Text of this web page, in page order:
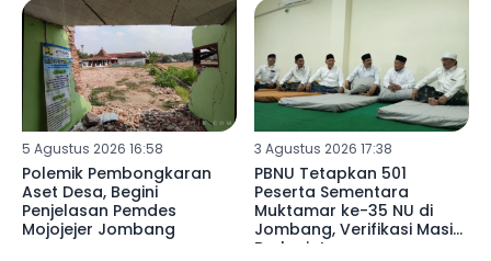
5 Agustus 2026 16:58
Polemik Pembongkaran
Aset Desa, Begini
Penjelasan Pemdes
Mojojejer Jombang
3 Agustus 2026 17:38
PBNU Tetapkan 501
Peserta Sementara
Muktamar ke-35 NU di
Jombang, Verifikasi Masih
Berlanjut